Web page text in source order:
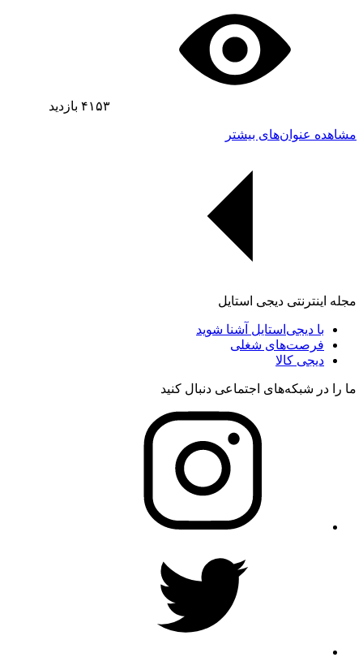
۴۱۵۳ بازدید
مشاهده عنوان‌های بیشتر
مجله اینترنتی دیجی استایل
با دیجی‌استایل آشنا شوید
فرصت‌های شغلی
دیجی کالا
ما را در شبکه‌های اجتماعی دنبال کنید